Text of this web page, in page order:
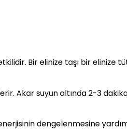
Bir elinize taşı bir elinize
Akar suyun altında 2-3 dakika
dengelenmesine